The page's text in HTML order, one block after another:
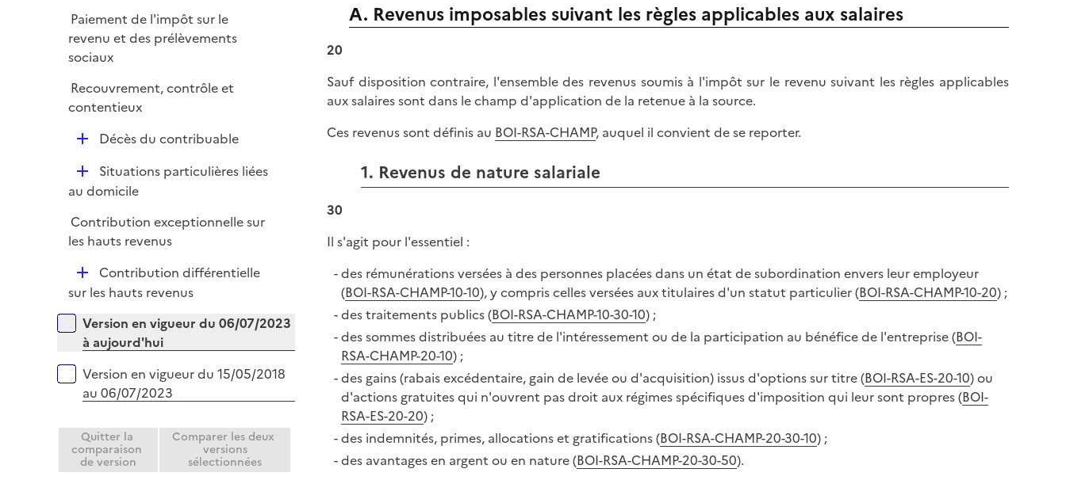
l
i
e
r
Paiement de l'impôt sur le
revenu et des prélèvements
sociaux
Recouvrement, contrôle et
contentieux
D
l
e
r
Décès du contribuable
D
é
l
i
r
Situations particulières liées
au domicile
Contribution exceptionnelle sur
les hauts revenus
D
é
l
i
e
Contribution différentielle
sur les hauts revenus
Versions sur la période
Version en vigueur du 06/07/2023
à aujourd'hui
Version en vigueur du 15/05/2018
au 06/07/2023
Quitter la
comparaison
de version
Comparer les deux
versions
sélectionnées
A. Revenus imposables suivant les règles applicables aux salaires
20
Sauf disposition contraire, l'ensemble des revenus soumis à l'impôt sur le revenu suivant les règles applicables
aux salaires sont dans le champ d'application de la retenue à la source.
Ces revenus sont définis au BOI-RSA-CHAMP, auquel il convient de se reporter.
1. Revenus de nature salariale
30
Il s'agit pour l'essentiel :
des rémunérations versées à des personnes placées dans un état de subordination envers leur employeur
(BOI-RSA-CHAMP-10-10), y compris celles versées aux titulaires d'un statut particulier (BOI-RSA-CHAMP-10-20) ;
des traitements publics (BOI-RSA-CHAMP-10-30-10) ;
des sommes distribuées au titre de l'intéressement ou de la participation au bénéfice de l'entreprise (BOI-
RSA-CHAMP-20-10) ;
des gains (rabais excédentaire, gain de levée ou d'acquisition) issus d'options sur titre (BOI-RSA-ES-20-10) ou
d'actions gratuites qui n'ouvrent pas droit aux régimes spécifiques d'imposition qui leur sont propres (BOI-
RSA-ES-20-20) ;
des indemnités, primes, allocations et gratifications (BOI-RSA-CHAMP-20-30-10) ;
des avantages en argent ou en nature (BOI-RSA-CHAMP-20-30-50).